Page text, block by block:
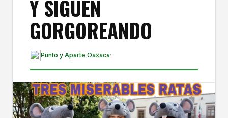
Y SIGUEN
GORGOREANDO
Punto y Aparte Oaxaca·